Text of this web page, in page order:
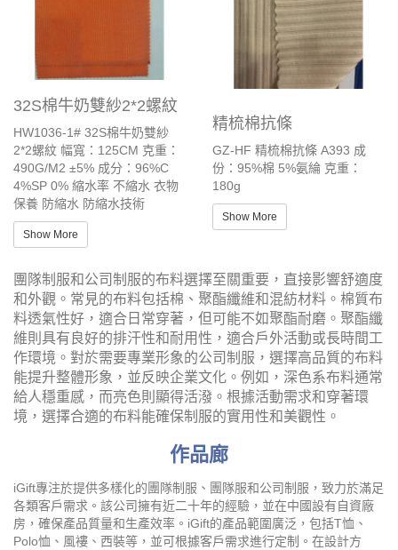
32S棉牛奶雙紗2*2螺紋
HW1036-1# 32S棉牛奶雙紗
2*2螺紋 幅寬：125CM 克重：
490G/M2 ±5% 成分：96%C
4%SP 0% 縮水率 不縮水 衣物
保養 防縮水 防縮水技術
Show More
精梳棉抗條
GZ-HF 精梳棉抗條 A393 成
份：95%棉 5%氨綸 克重：
180g
Show More
團隊制服和公司制服的布料選擇至關重要，直接影響舒適度
和外觀。常見的布料包括棉、聚酯纖維和混紡材料。棉質布
料透氣性好，適合日常穿著，但可能不如聚酯耐磨。聚酯纖
維則具有良好的排汗性和耐用性，適合戶外活動或長時間工
作環境。對於需要專業形象的公司制服，選擇高品質的布料
能提升整體形象，並反映企業文化。例如，深色系布料通常
給人穩重感，而亮色則顯得活潑。根據活動需求和穿著環
境，選擇合適的布料能確保制服的實用性和美觀性。
作品廊
iGift專注於提供多樣化的團隊制服、團隊服和公司制服，致力於滿足
各類客戶需求。該公司擁有近二十年的經驗，並在中國設有自資廠
房，確保產品質量和生產效率。iGift的產品範圍廣泛，包括T恤、
Polo恤、風褸、西裝等，並可根據客戶需求進行定制。在設計方